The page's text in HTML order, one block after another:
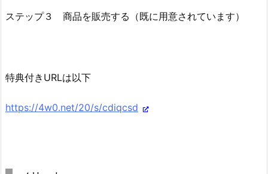
ステップ３ 商品を販売する（既に用意されています）
特典付きURLは以下
https://4w0.net/20/s/cdiqcsd